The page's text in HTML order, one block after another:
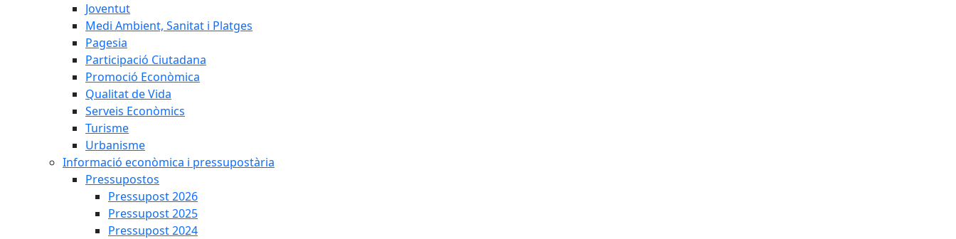
Joventut
Medi Ambient, Sanitat i Platges
Pagesia
Participació Ciutadana
Promoció Econòmica
Qualitat de Vida
Serveis Econòmics
Turisme
Urbanisme
Informació econòmica i pressupostària
Pressupostos
Pressupost 2026
Pressupost 2025
Pressupost 2024